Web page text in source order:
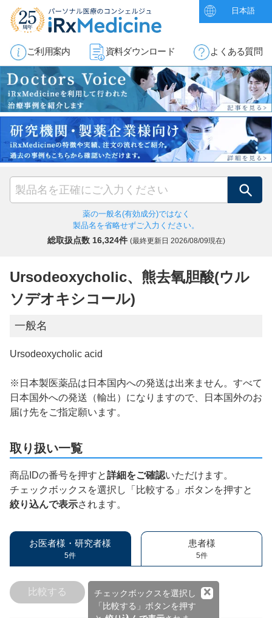
日本語
ご利用案内 資料ダウンロード よくある質問
検索
薬の一般名(有効成分)ではなく
製品名を省略せずご入力ください。
総取扱点数 16,324件 (最終更新日 2026/08/09現在)
Ursodeoxycholic、熊去氧胆酸(ウル
ソデオキシコール)
一般名
Ursodeoxycholic acid
※日本製医薬品は日本国内への発送は出来ません。すべて
日本国外への発送（輸出）になりますので、日本国外のお
届け先をご指定願います。
取り扱い一覧
商品IDの番号を押すと詳細をご確認いただけます。
チェックボックスを選択し「比較する」ボタンを押すと
絞り込んで表示されます。
お医者様・研究者様
5件
患者様
5件
チェックボックスを選択し
「比較する」ボタンを押す
×
比較する